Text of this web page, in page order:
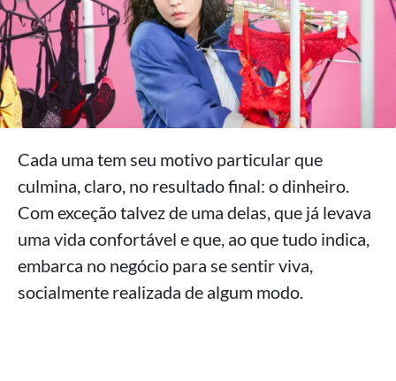
Cada uma tem seu motivo particular que
culmina, claro, no resultado final: o dinheiro.
Com exceção talvez de uma delas, que já levava
uma vida confortável e que, ao que tudo indica,
embarca no negócio para se sentir viva,
socialmente realizada de algum modo.